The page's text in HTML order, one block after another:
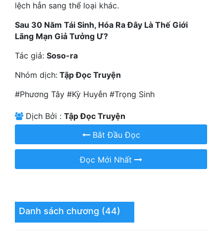
Khoa Huyễn
Khoa Huyễn Không Gian
Kinh Dị
Kiếm Hiệp
Kỳ Huyễn
Kỳ Ảo
Làm Giàu
Lịch Sử
Mạt Thế
lệch hẳn sang thể loại khác.
Sau 30 Năm Tái Sinh, Hóa Ra Đây Là Thế Giới
Lãng Mạn Giả Tưởng Ư?
Tác giả: Soso-ra
Nhóm dịch: Tập Đọc Truyện
#Phương Tây #Kỳ Huyễn #Trọng Sinh
Dịch Bởi : Tập Đọc Truyện
Bắt Đầu Đọc
Đọc Mới Nhất
Danh sách chương (44)